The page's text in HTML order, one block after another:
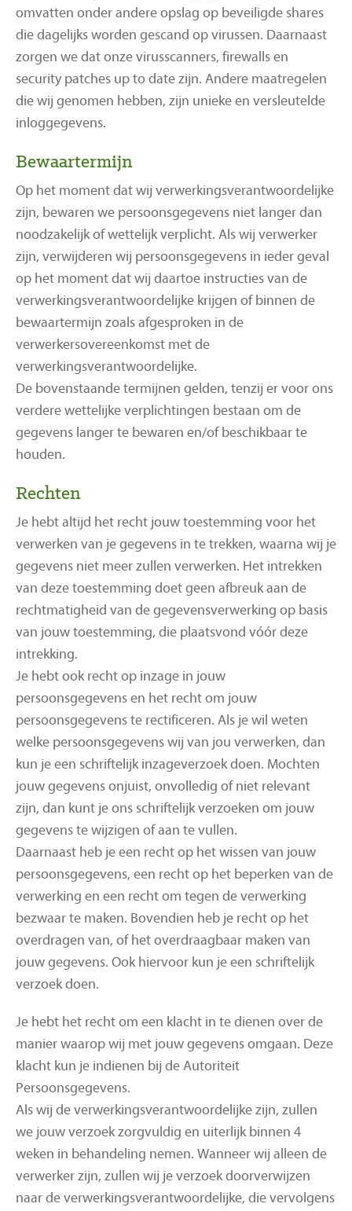
omvatten onder andere opslag op beveiligde shares
die dagelijks worden gescand op virussen. Daarnaast
zorgen we dat onze virusscanners, firewalls en
security patches up to date zijn. Andere maatregelen
die wij genomen hebben, zijn unieke en versleutelde
inloggegevens.
Bewaartermijn
Op het moment dat wij verwerkingsverantwoordelijke
zijn, bewaren we persoonsgegevens niet langer dan
noodzakelijk of wettelijk verplicht. Als wij verwerker
zijn, verwijderen wij persoonsgegevens in ieder geval
op het moment dat wij daartoe instructies van de
verwerkingsverantwoordelijke krijgen of binnen de
bewaartermijn zoals afgesproken in de
verwerkersovereenkomst met de
verwerkingsverantwoordelijke.
De bovenstaande termijnen gelden, tenzij er voor ons
verdere wettelijke verplichtingen bestaan om de
gegevens langer te bewaren en/of beschikbaar te
houden.
Rechten
Je hebt altijd het recht jouw toestemming voor het
verwerken van je gegevens in te trekken, waarna wij je
gegevens niet meer zullen verwerken. Het intrekken
van deze toestemming doet geen afbreuk aan de
rechtmatigheid van de gegevensverwerking op basis
van jouw toestemming, die plaatsvond vóór deze
intrekking.
Je hebt ook recht op inzage in jouw
persoonsgegevens en het recht om jouw
persoonsgegevens te rectificeren. Als je wil weten
welke persoonsgegevens wij van jou verwerken, dan
kun je een schriftelijk inzageverzoek doen. Mochten
jouw gegevens onjuist, onvolledig of niet relevant
zijn, dan kunt je ons schriftelijk verzoeken om jouw
gegevens te wijzigen of aan te vullen.
Daarnaast heb je een recht op het wissen van jouw
persoonsgegevens, een recht op het beperken van de
verwerking en een recht om tegen de verwerking
bezwaar te maken. Bovendien heb je recht op het
overdragen van, of het overdraagbaar maken van
jouw gegevens. Ook hiervoor kun je een schriftelijk
verzoek doen.
Je hebt het recht om een klacht in te dienen over de
manier waarop wij met jouw gegevens omgaan. Deze
klacht kun je indienen bij de Autoriteit
Persoonsgegevens.
Als wij de verwerkingsverantwoordelijke zijn, zullen
we jouw verzoek zorgvuldig en uiterlijk binnen 4
weken in behandeling nemen. Wanneer wij alleen de
verwerker zijn, zullen wij je verzoek doorverwijzen
naar de verwerkingsverantwoordelijke, die vervolgens